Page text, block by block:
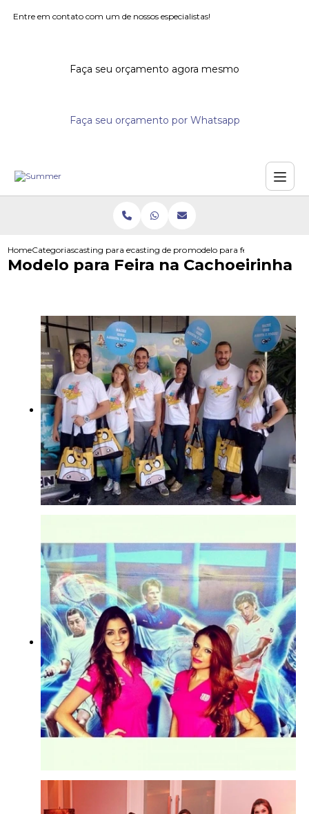
Entre em contato com um de nossos especialistas!
Faça seu orçamento agora mesmo
Faça seu orçamento por Whatsapp
HomeCategoriascasting para eventoscasting de promotores para eventos
modelo para feira na
Modelo para Feira na Cachoeirinha